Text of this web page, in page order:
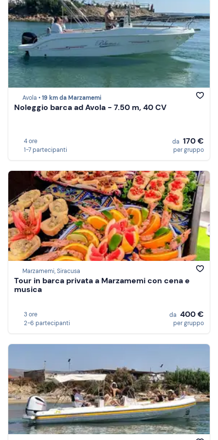
Avola •19 km da Marzamemi
Noleggio barca ad Avola - 7.50 m, 40 CV
4 ore
1-7 partecipanti
da 170 €
per gruppo
Marzamemi, Siracusa
Tour in barca privata a Marzamemi con cena e
musica
3 ore
2-6 partecipanti
da 400 €
per gruppo